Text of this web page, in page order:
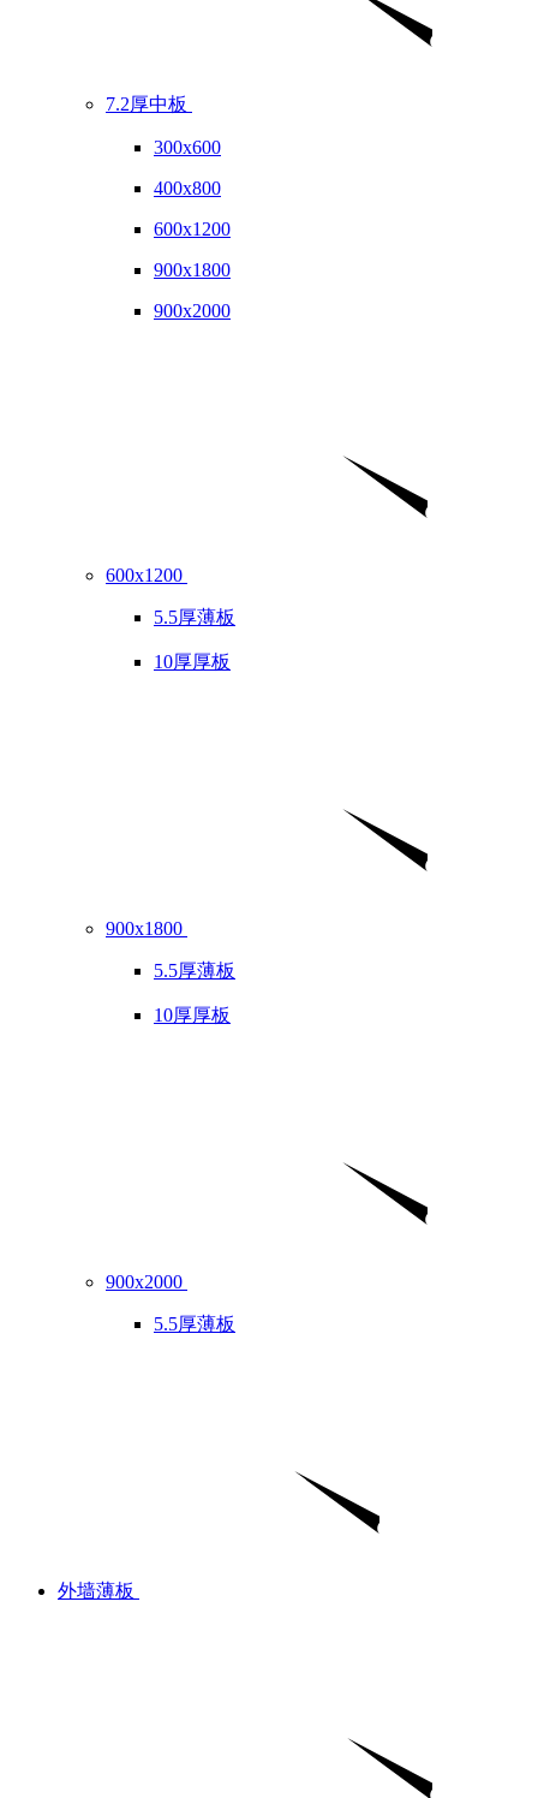
7.2厚中板
300x600
400x800
600x1200
900x1800
900x2000
600x1200
5.5厚薄板
10厚厚板
900x1800
5.5厚薄板
10厚厚板
900x2000
5.5厚薄板
外墙薄板